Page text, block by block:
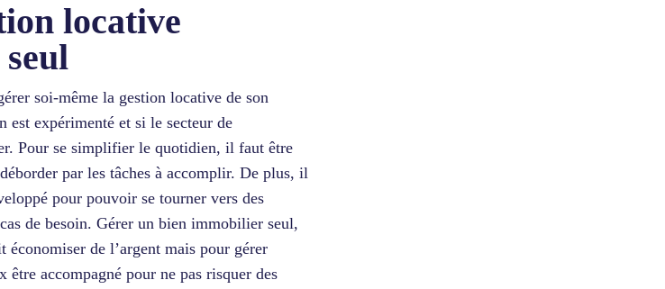
locative
soi-même la gestion locative de son
expérimenté et si le secteur de
Pour se simplifier le quotidien, il faut être
par les tâches à accomplir. De plus, il
pour pouvoir se tourner vers des
de besoin. Gérer un bien immobilier seul,
économiser de l’argent mais pour gérer
accompagné pour ne pas risquer des